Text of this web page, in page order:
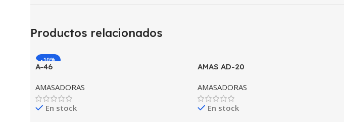
Productos relacionados
-10%
A-46
AMASADORAS
En stock
AMAS AD-20
AMASADORAS
En stock